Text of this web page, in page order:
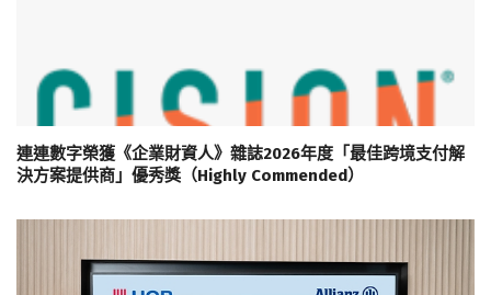
連連數字榮獲《企業財資人》雜誌2026年度「最佳跨境支付解
決方案提供商」優秀獎（Highly Commended）